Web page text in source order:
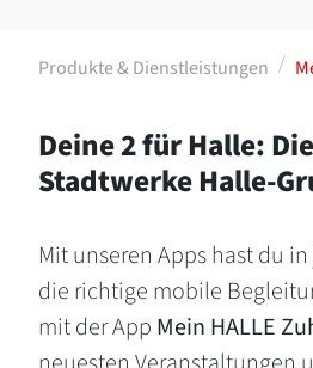
Produkte & Dienstleistungen
Deine 2 für Halle:
Stadtwerke Halle-
Mit unseren Apps hast du
die richtige mobile
mit der App Mein HALLE